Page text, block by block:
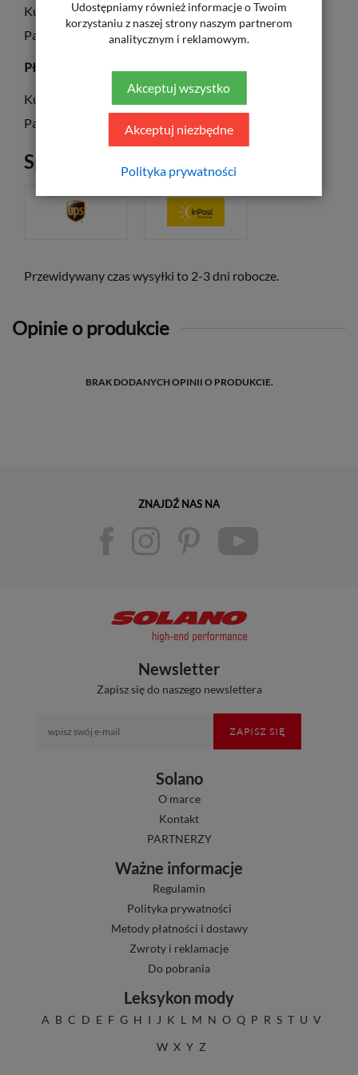
Kurier UPS – 20 zł
Paczkomaty InPost – 11,50 zł
Płatność za pobraniem
Kurier UPS – 25 zł
Paczkomaty InPost – 15 zł
Sposób dostawy
Przewidywany czas wysyłki to 2-3 dni robocze.
Opinie o produkcie
BRAK DODANYCH OPINII O PRODUKCIE.
ZNAJDŹ NAS NA
Newsletter
Zapisz się do naszego newslettera
ZAPISZ SIĘ
Solano
O marce
Kontakt
PARTNERZY
Ważne informacje
Regulamin
Polityka prywatności
Metody płatności i dostawy
Zwroty i reklamacje
Do pobrania
Leksykon mody
A B C D E F G H I J K L M N O Q P R S T U V
W X Y Z
Udostępniamy również informacje o Twoim
korzystaniu z naszej strony naszym partnerom
analitycznym i reklamowym.
Akceptuj wszystko
Akceptuj niezbędne
Polityka prywatności